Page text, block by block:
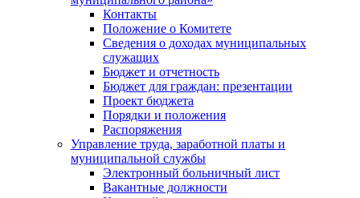
Контакты
Положение о Комитете
Сведения о доходах муниципальных
служащих
Бюджет и отчетность
Бюджет для граждан: презентации
Проект бюджета
Порядки и положения
Распоряжения
Управление труда, заработной платы и
муниципальной службы
Электронный больничный лист
Вакантные должности